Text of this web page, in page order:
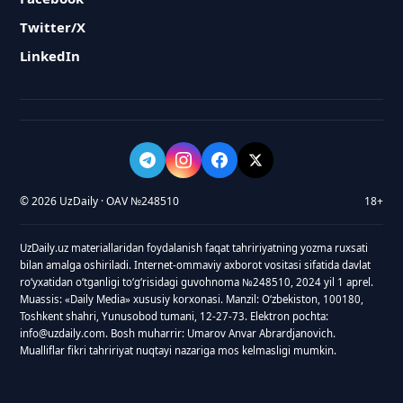
Twitter/X
LinkedIn
© 2026 UzDaily · OAV №248510 18+
UzDaily.uz materiallaridan foydalanish faqat tahririyatning yozma ruxsati
bilan amalga oshiriladi. Internet-ommaviy axborot vositasi sifatida davlat
roʻyxatidan oʻtganligi toʻgʻrisidagi guvohnoma №248510, 2024 yil 1 aprel.
Muassis: «Daily Media» xususiy korxonasi. Manzil: Oʻzbekiston, 100180,
Toshkent shahri, Yunusobod tumani, 12-27-73. Elektron pochta:
info@uzdaily.com. Bosh muharrir: Umarov Anvar Abrardjanovich.
Mualliflar fikri tahririyat nuqtayi nazariga mos kelmasligi mumkin.